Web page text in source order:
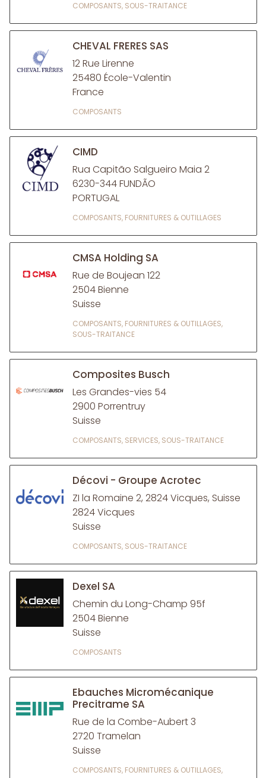
COMPOSANTS, SOUS-TRAITANCE
CHEVAL FRERES SAS
12 Rue Lirenne
25480 École-Valentin
France
COMPOSANTS
CIMD
Rua Capitão Salgueiro Maia 2
6230-344 FUNDÃO
PORTUGAL
COMPOSANTS, FOURNITURES & OUTILLAGES
CMSA Holding SA
Rue de Boujean 122
2504 Bienne
Suisse
COMPOSANTS, FOURNITURES & OUTILLAGES,
SOUS-TRAITANCE
Composites Busch
Les Grandes-vies 54
2900 Porrentruy
Suisse
COMPOSANTS, SERVICES, SOUS-TRAITANCE
Décovi - Groupe Acrotec
ZI la Romaine 2, 2824 Vicques, Suisse
2824 Vicques
Suisse
COMPOSANTS, SOUS-TRAITANCE
Dexel SA
Chemin du Long-Champ 95f
2504 Bienne
Suisse
COMPOSANTS
Ebauches Micromécanique
Precitrame SA
Rue de la Combe-Aubert 3
2720 Tramelan
Suisse
COMPOSANTS, FOURNITURES & OUTILLAGES,